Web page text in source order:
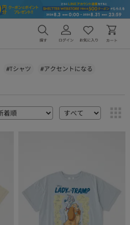
#Tシャツ
#アクセントになる